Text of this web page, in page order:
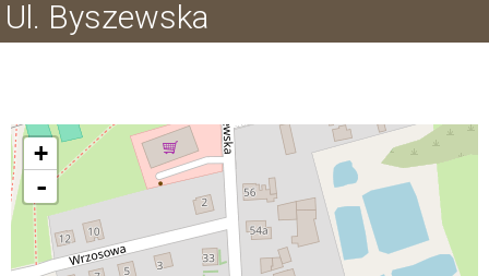
Ul. Byszewska
+
-